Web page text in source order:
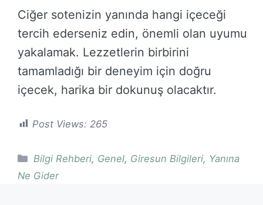
Ciğer sotenizin yanında hangi içeceği
tercih ederseniz edin, önemli olan uyumu
yakalamak. Lezzetlerin birbirini
tamamladığı bir deneyim için doğru
içecek, harika bir dokunuş olacaktır.
Post Views: 265
Kategoriler
Bilgi Rehberi, Genel, Giresun Bilgileri, Yanına
Ne Gider